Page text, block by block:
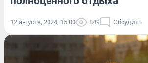
12 августа, 2024, 15:00 849 Обсудить